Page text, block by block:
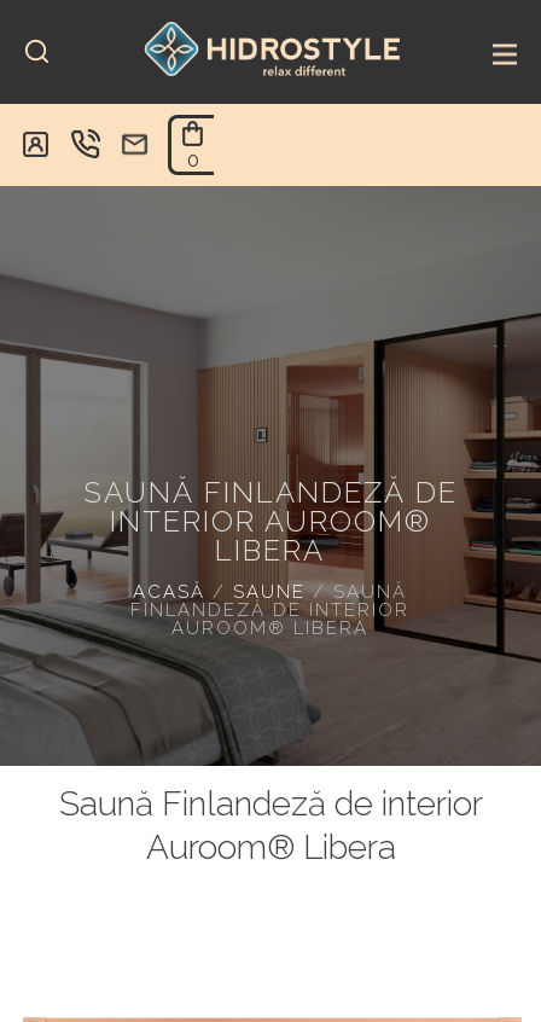
content
0
SAUNĂ FINLANDEZĂ DE
INTERIOR AUROOM®
LIBERA
ACASĂ / SAUNE/SAUNĂ
FINLANDEZĂ DE INTERIOR
AUROOM® LIBERA
Saună Finlandeză de interior
Auroom® Libera